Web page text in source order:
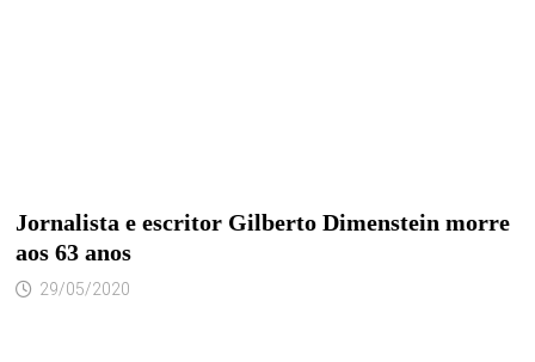
Jornalista e escritor Gilberto Dimenstein morre
aos 63 anos
29/05/2020